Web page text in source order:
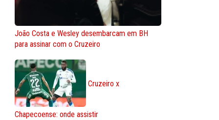
João Costa e Wesley desembarcam em BH
para assinar com o Cruzeiro
Cruzeiro x
Chapecoense: onde assistir